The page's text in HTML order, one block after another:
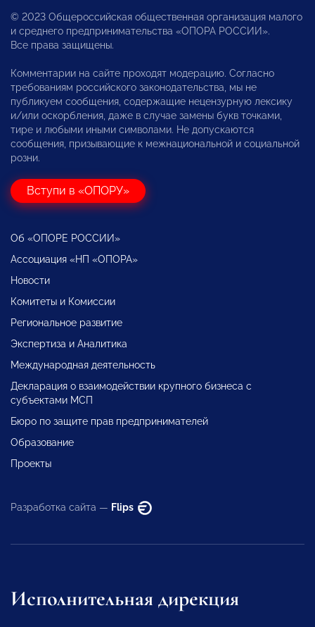
© 2023 Общероссийская общественная организация малого
и среднего предпринимательства «ОПОРА РОССИИ».
Все права защищены.
Комментарии на сайте проходят модерацию. Согласно
требованиям российского законодательства, мы не
публикуем сообщения, содержащие нецензурную лексику
и/или оскорбления, даже в случае замены букв точками,
тире и любыми иными символами. Не допускаются
сообщения, призывающие к межнациональной и социальной
розни.
Вступи в «ОПОРУ»
Об «ОПОРЕ РОССИИ»
Ассоциация «НП «ОПОРА»
Новости
Комитеты и Комиссии
Региональное развитие
Экспертиза и Аналитика
Международная деятельность
Декларация о взаимодействии крупного бизнеса с
субъектами МСП
Бюро по защите прав предпринимателей
Образование
Проекты
Разработка сайта — Flips
Исполнительная дирекция